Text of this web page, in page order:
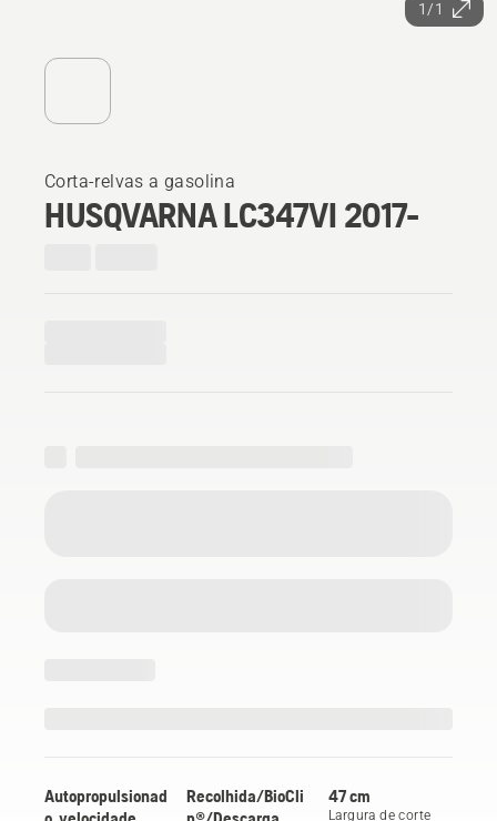
1/1
Corta-relvas a gasolina
HUSQVARNA LC347VI 2017-
Autopropulsionad
Recolhida/BioCli
47 cm
Largura de corte